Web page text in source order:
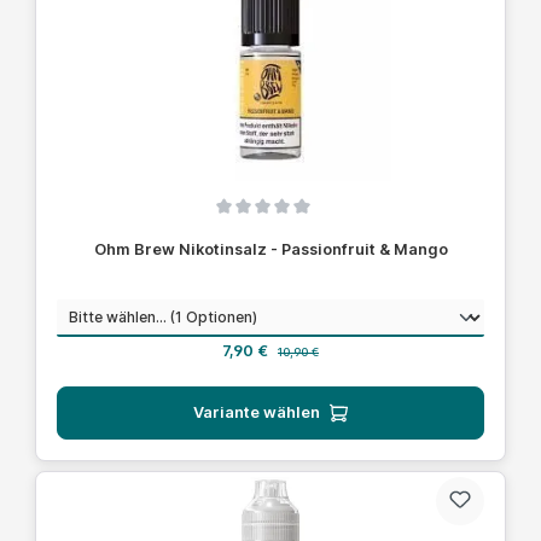
Ohm Brew Nikotinsalz - Passionfruit & Mango
Nikotinstärkeauswählen
Verkaufspreis:
7,90 € 10,90 €
Variante wählen